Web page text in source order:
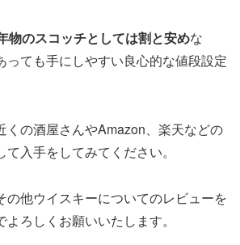
物のスコッチとしては割と安めな
っても手にしやすい良心的な値段設定
くの酒屋さんやAmazon、楽天などの
入手をしてみてください。
の他ウイスキーについてのレビューを
ろしくお願いいたします。